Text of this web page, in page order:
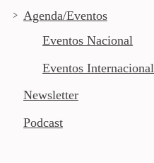
Agenda/Eventos
Eventos Nacional
Eventos Internacional
Newsletter
Podcast